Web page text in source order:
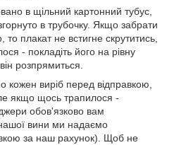
в щільний картонний тубус,
в трубочку. Якщо забрати
плакат не встигне скрутитись,
- покладіть його на рівну
розпрямиться.
кожен виріб перед відправкою,
якщо щось трапилося -
обов'язково вам
вини ми надаємо
за наш рахунок). Щоб не